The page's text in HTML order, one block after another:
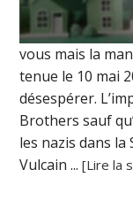
vous mais la
tenue le 10 mai
désespérer.
Brothers sauf
les nazis dans la
Vulcain ...[Lire la